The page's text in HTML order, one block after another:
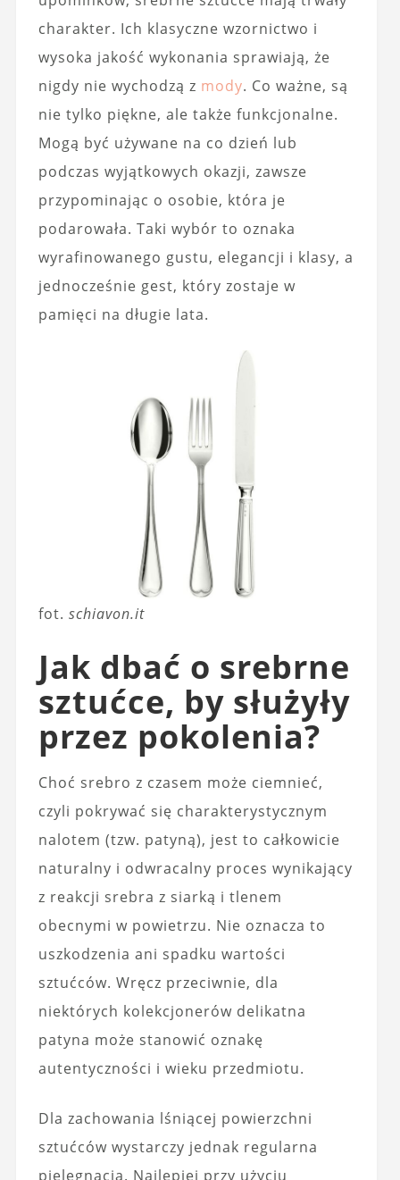
charakter. Ich klasyczne wzornictwo i
wysoka jakość wykonania sprawiają, że
nigdy nie wychodzą z mody. Co ważne, są
nie tylko piękne, ale także funkcjonalne.
Mogą być używane na co dzień lub
podczas wyjątkowych okazji, zawsze
przypominając o osobie, która je
podarowała. Taki wybór to oznaka
wyrafinowanego gustu, elegancji i klasy, a
jednocześnie gest, który zostaje w
pamięci na długie lata.
fot. schiavon.it
Jak dbać o srebrne
sztućce, by służyły
przez pokolenia?
Choć srebro z czasem może ciemnieć,
czyli pokrywać się charakterystycznym
nalotem (tzw. patyną), jest to całkowicie
naturalny i odwracalny proces wynikający
z reakcji srebra z siarką i tlenem
obecnymi w powietrzu. Nie oznacza to
uszkodzenia ani spadku wartości
sztućców. Wręcz przeciwnie, dla
niektórych kolekcjonerów delikatna
patyna może stanowić oznakę
autentyczności i wieku przedmiotu.
Dla zachowania lśniącej powierzchni
sztućców wystarczy jednak regularna
pielęgnacja. Najlepiej przy użyciu